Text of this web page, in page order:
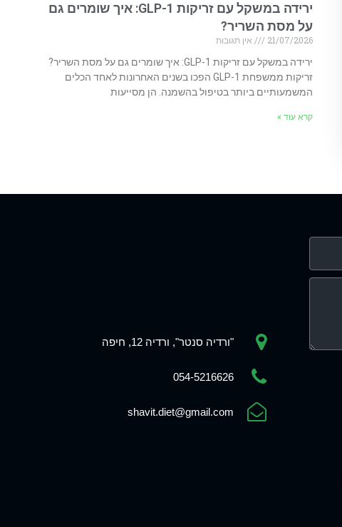
ירידה במשקל עם זריקות GLP-1: איך שומרים גם
על מסת השריר?
21/07/2026
אין תגובות
ירידה במשקל עם זריקות GLP-1: איך שומרים גם על מסת השריר?
זריקות ממשפחת GLP-1 הפכו בשנים האחרונות לאחד הכלים
המשמעותיים ביותר בטיפול בהשמנה. הן מסייעות
קרא עוד »
"ורדיה סנטר", ורדיה 12, חיפה
054-5216626
shavit.diet@gmail.com